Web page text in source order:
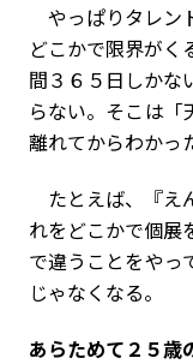
やっぱりタレン
どこかで限界が
間３６５日しかな
らない。そこは「
離れてからわかっ
たとえば、『え
れをどこかで個展
で違うことをやっ
じゃなくなる。
――あらためて２５